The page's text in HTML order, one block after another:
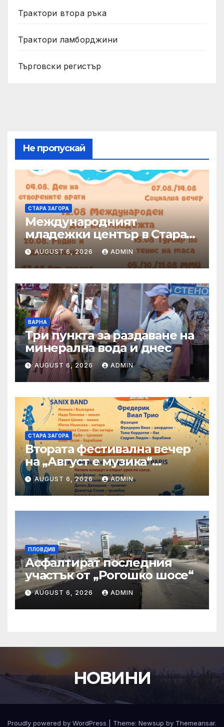
Трактори втора ръка
Трактори ламборджини
Търговски регистър
Не пропускай
СТАРА ЗАГОРА
Международният
младежки център в Стара
Загора представя богата
програма от инициативи
през август
AUGUST 6, 2026 ADMIN
ВАРНА
Три пункта за раздаване на
минерална вода и днес
AUGUST 6, 2026 ADMIN
СТАРА ЗАГОРА
Втората фестивална вечер
на „Август е музика“
посреща Фредерик Виал
Трио
AUGUST 6, 2026 ADMIN
ПЛОВДИВ
Асфалтират последния
участък от „Рогошко шосе“
AUGUST 6, 2026 ADMIN
НОВИНИ
Proudly powered by WordPress Theme: Newsup by Themeansar.